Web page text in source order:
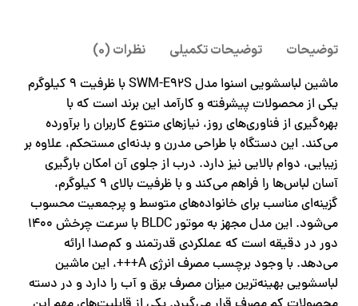
توضیحات توضیحات تکمیلی
نظرات (0)
ماشین لباسشویی اسنوا مدل SWM-E92S با ظرفیت 9 کیلوگرم
یکی از محصولات پیشرفته و کارآمد این برند است که با
بهره‌گیری از فناوری‌های روز، نیازهای متنوع کاربران را برآورده
می‌کند. این دستگاه با طراحی مدرن و بدنه‌ای مستحکم، علاوه بر
زیبایی، دوام بالایی نیز دارد. درب از جلوی آن امکان بارگیری
آسان لباس‌ها را فراهم می‌کند و با ظرفیت بالای 9 کیلوگرم،
گزینه‌ای مناسب برای خانواده‌های متوسط و پرجمعیت محسوب
می‌شود. این مدل مجهز به موتور BLDC با سرعت چرخش 1400
دور در دقیقه است که عملکردی قدرتمند و کم‌صدا ارائه
می‌دهد. با وجود برچسب مصرف انرژی A+++، این ماشین
لباسشویی بهینه‌ترین میزان مصرف برق و آب را دارد و در دسته